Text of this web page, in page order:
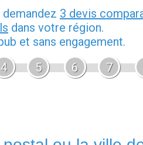
d'énergie présent sur
il propose des offres
de faire un choix éclairé